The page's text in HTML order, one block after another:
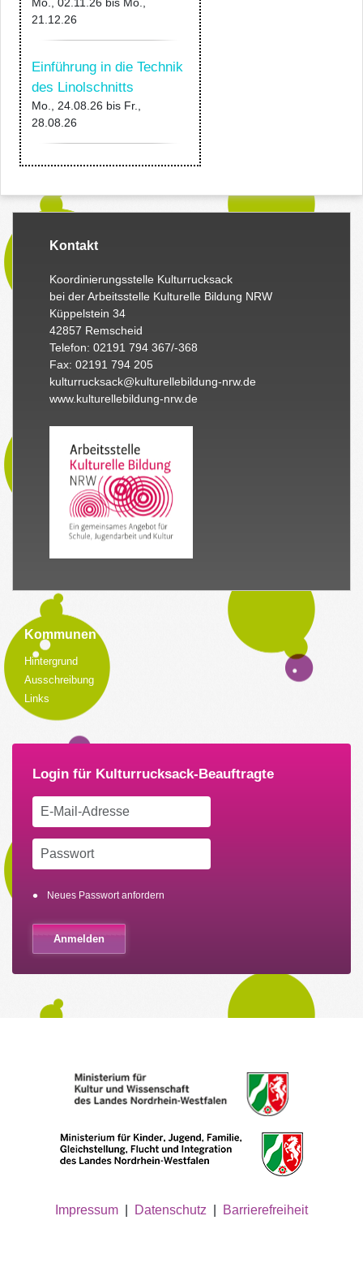
21.12.26
Einführung in die Technik
des Linolschnitts
Mo., 24.08.26 bis Fr.,
28.08.26
Kontakt
Koordinierungsstelle Kulturrucksack
bei der Arbeitsstelle Kulturelle Bildung NRW
Küppelstein 34
42857 Remscheid
Telefon: 02191 794 367/-368
Fax: 02191 794 205
kulturrucksack@kulturellebildung-nrw.de
www.kulturellebildung-nrw.de
Kommunen
Hintergrund
Ausschreibung
Links
Neues Passwort anfordern
Impressum Datenschutz Barrierefreiheit